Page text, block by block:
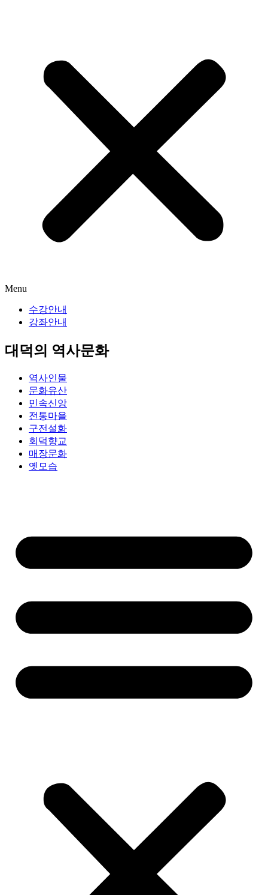
Menu
수강안내
강좌안내
대덕의 역사문화
역사인물
문화유산
민속신앙
전통마을
구전설화
회덕향교
매장문화
옛모습